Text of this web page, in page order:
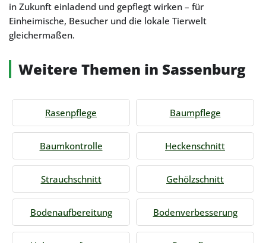
in Zukunft einladend und gepflegt wirken – für
Einheimische, Besucher und die lokale Tierwelt
gleichermaßen.
Weitere Themen in Sassenburg
Rasenpflege Baumpflege
Baumkontrolle Heckenschnitt
Strauchschnitt Gehölzschnitt
Bodenaufbereitung Bodenverbesserung